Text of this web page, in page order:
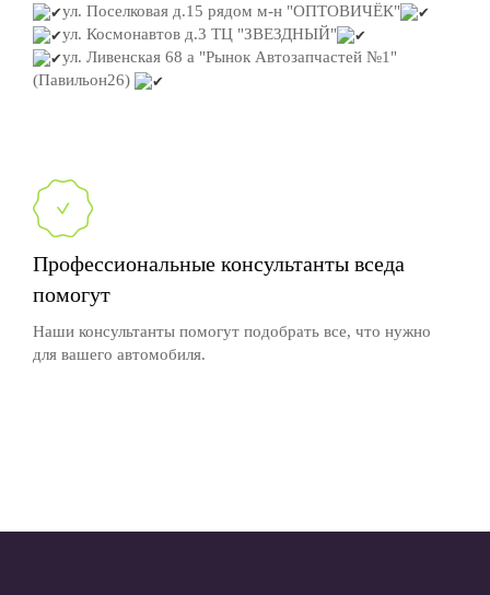
ул. Поселковая д.15 рядом м-н "ОПТОВИЧЁК"
ул. Космонавтов д.3 ТЦ "ЗВЕЗДНЫЙ"
ул. Ливенская 68 а "Рынок Автозапчастей №1"
(Павильон26)
Профессиональные консультанты вседа
помогут
Наши консультанты помогут подобрать все, что нужно
для вашего автомобиля.